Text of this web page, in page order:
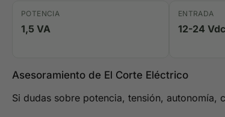
POTENCIA
1,5 VA
ENTRADA
12-24 Vdc
Asesoramiento de El Corte Eléctrico
Si dudas sobre potencia, tensión,